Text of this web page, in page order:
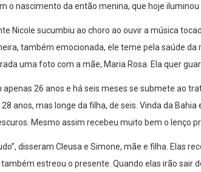
o nascimento da então menina, que hoje
Nicole sucumbiu ao choro ao ouvir a música
também emocionada, ele teme pela saúde
uma foto com a mãe, Maria Rosa. Ela quer
26 anos e há seis meses se submete ao
anos, mas longe da filha, de seis. Vinda da
Mesmo assim recebeu muito bem o lenço
disseram Cleusa e Simone, mãe e filha. Elas
estreou o presente. Quando elas irão sair